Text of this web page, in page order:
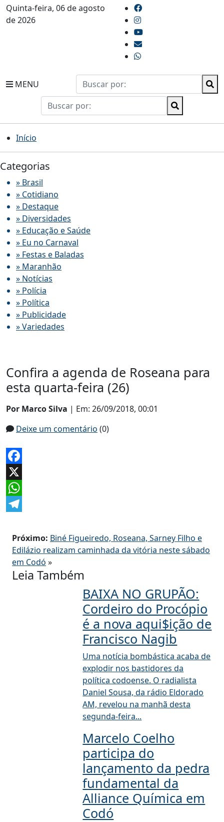
Quinta-feira, 06 de agosto
de 2026
MENU
Início
Categorias
» Brasil
» Cotidiano
» Destaque
» Diversidades
» Educação e Saúde
» Eu no Carnaval
» Festas e Baladas
» Maranhão
» Notícias
» Polícia
» Política
» Publicidade
» Variedades
Confira a agenda de Roseana para
esta quarta-feira (26)
Por Marco Silva | Em: 26/09/2018, 00:01
Deixe um comentário (0)
Facebook
X
WhatsApp
Próximo: Biné Figueiredo, Roseana, Sarney Filho e
Edilázio realizam caminhada da vitória neste sábado
em Codó »
Leia Também
BAIXA NO GRUPÃO:
Cordeiro do Procópio
é a nova aqui$ição de
Francisco Nagib
Uma notícia bombástica acaba de
explodir nos bastidores da
política codoense. O radialista
Daniel Sousa, da rádio Eldorado
AM, revelou na manhã desta
segunda-feira...
Marcelo Coelho
participa do
lançamento da pedra
fundamental da
Alliance Química em
Codó